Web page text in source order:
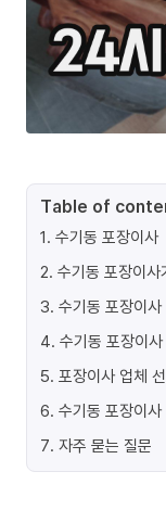
Table of
1. 수기동 포장이사
2. 수기동 포장이
3. 수기동 포장이
4. 수기동 포장이
5. 포장이사 업체
6. 수기동 포장이
7. 자주 묻는 질문